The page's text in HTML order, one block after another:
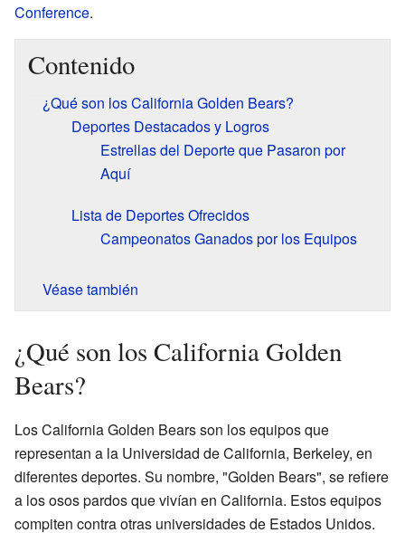
Conference.
Contenido
¿Qué son los California Golden Bears?
Deportes Destacados y Logros
Estrellas del Deporte que Pasaron por
Aquí
Lista de Deportes Ofrecidos
Campeonatos Ganados por los Equipos
Véase también
¿Qué son los California Golden
Bears?
Los California Golden Bears son los equipos que
representan a la Universidad de California, Berkeley, en
diferentes deportes. Su nombre, "Golden Bears", se refiere
a los osos pardos que vivían en California. Estos equipos
compiten contra otras universidades de Estados Unidos.